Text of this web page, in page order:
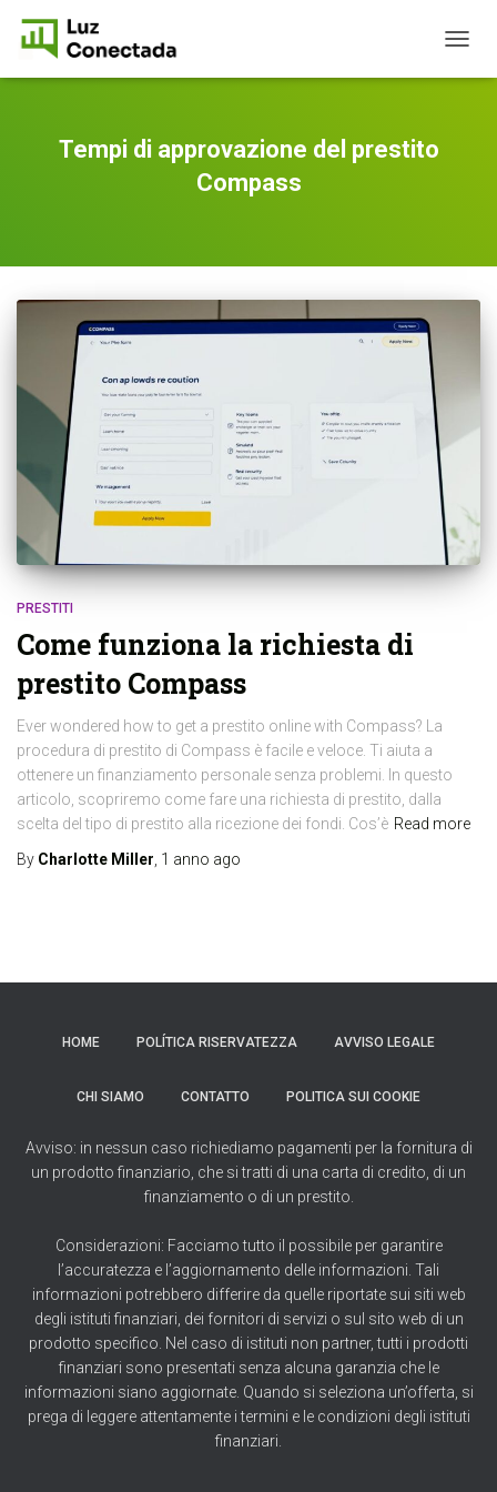
Tempi di approvazione del prestito
Compass
PRESTITI
Come funziona la richiesta di
prestito Compass
Ever wondered how to get a prestito online with Compass? La
procedura di prestito di Compass è facile e veloce. Ti aiuta a
ottenere un finanziamento personale senza problemi. In questo
articolo, scopriremo come fare una richiesta di prestito, dalla
scelta del tipo di prestito alla ricezione dei fondi. Cos’è Read more
By Charlotte Miller 1 anno ago
HOME POLÍTICA RISERVATEZZA AVVISO LEGALE
CHI SIAMO CONTATTO POLITICA SUI COOKIE
Avviso: in nessun caso richiediamo pagamenti per la fornitura di
un prodotto finanziario, che si tratti di una carta di credito, di un
finanziamento o di un prestito.
Considerazioni: Facciamo tutto il possibile per garantire
l’accuratezza e l’aggiornamento delle informazioni. Tali
informazioni potrebbero differire da quelle riportate sui siti web
degli istituti finanziari, dei fornitori di servizi o sul sito web di un
prodotto specifico. Nel caso di istituti non partner, tutti i prodotti
finanziari sono presentati senza alcuna garanzia che le
informazioni siano aggiornate. Quando si seleziona un’offerta, si
prega di leggere attentamente i termini e le condizioni degli istituti
finanziari.